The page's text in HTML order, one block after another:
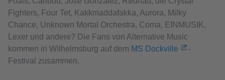
Fighters, Four Tet, Kakkmaddafakka, Aurora, Milky
Chance, Unknown Mortal Orchestra, Coma, EINMUSIK,
Lexer und andere? Die Fans von Alternative Music
kommen in Wilhelmsburg auf dem MS Dockville
-
Festival zusammen.